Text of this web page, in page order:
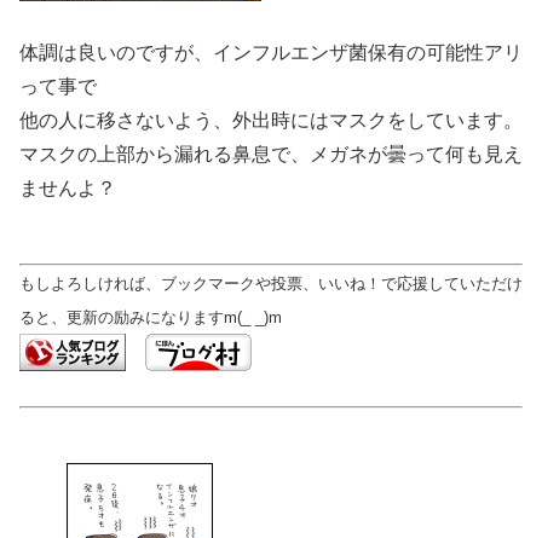
体調は良いのですが、インフルエンザ菌保有の可能性アリ
って事で
他の人に移さないよう、外出時にはマスクをしています。
マスクの上部から漏れる鼻息で、メガネが曇って何も見え
ませんよ？
もしよろしければ、ブックマークや投票、いいね！で応援していただけ
ると、更新の励みになりますm(_ _)m